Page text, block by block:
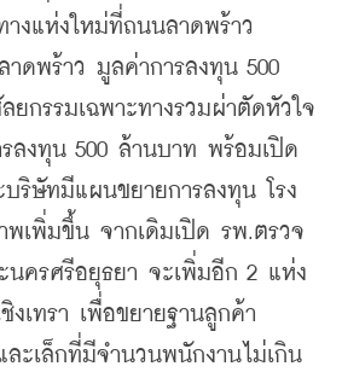
างแห่งใหม่ที่ถนนลาดพร้าว
าดพร้าว มูลค่าการลงทุน 500
กรรมเฉพาะทางรวมผ่าตัดหัวใจ
ลงทุน 500 ล้านบาท พร้อมเปิด
บริษัทมีแผนขยายการลงทุน โรง
พเพิ่มขึ้น จากเดิมเปิด รพ.ตรวจ
ครศรีอยุธยา จะเพิ่มอีก 2 แห่ง
งเทรา เพื่อขยายฐานลูกค้า
ละเล็กที่มีจำนวนพนักงานไม่เกิน